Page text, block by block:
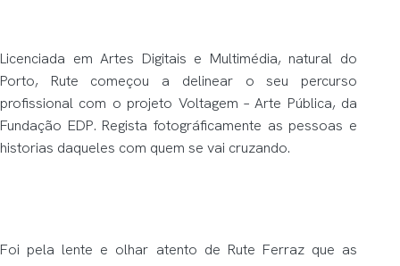
Licenciada em Artes Digitais e Multimédia, natural do
Porto, Rute começou a delinear o seu percurso
profissional com o projeto Voltagem – Arte Pública, da
Fundação EDP. Regista fotográficamente as pessoas e
historias daqueles com quem se vai cruzando.
Foi pela lente e olhar atento de Rute Ferraz que as